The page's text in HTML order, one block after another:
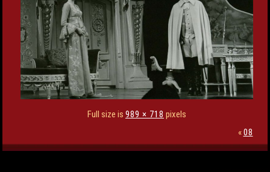
Full size is 989 × 718 pixels
«08